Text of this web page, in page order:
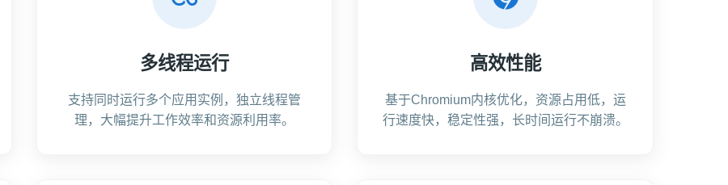
多线程运行
支持同时运行多个应用实例，独立线程管
理，大幅提升工作效率和资源利用率。
高效性能
基于Chromium内核优化，资源占用低，运
行速度快，稳定性强，长时间运行不崩溃。